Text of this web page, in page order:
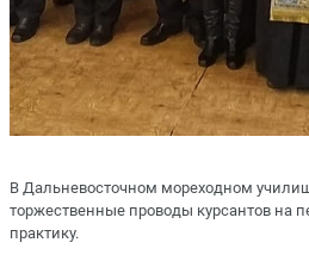
В Дальневосточном мореходном
торжественные проводы курсантов на
практику.